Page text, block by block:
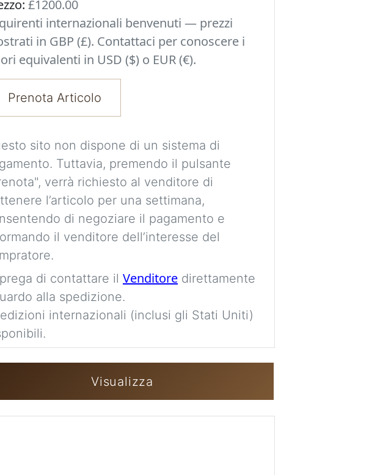
£1200.00
internazionali benvenuti — prezzi
in GBP (£). Contattaci per conoscere i
equivalenti in USD ($) o EUR (€).
Prenota Articolo
sito non dispone di un sistema di
Tuttavia, premendo il pulsante
verrà richiesto al venditore di
l’articolo per una settimana,
di negoziare il pagamento e
il venditore dell’interesse del
di contattare il Venditore direttamente
alla spedizione.
internazionali (inclusi gli Stati Uniti)
Visualizza